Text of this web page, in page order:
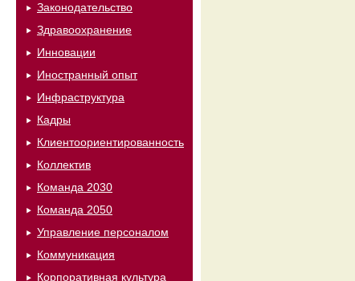
Законодательство
Здравоохранение
Инновации
Иностранный опыт
Инфраструктура
Кадры
Клиентоориентированность
Коллектив
Команда 2030
Команда 2050
Управление персоналом
Коммуникация
Корпоративная культура